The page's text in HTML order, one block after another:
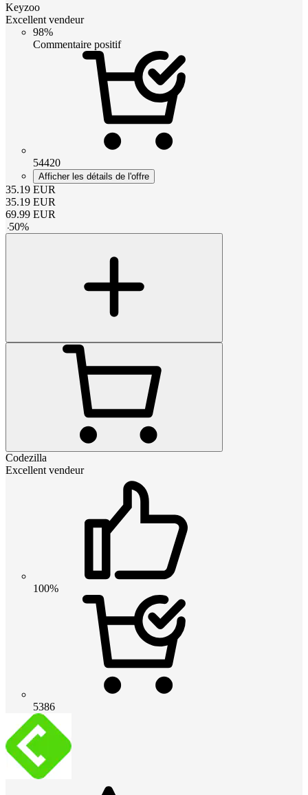
Keyzoo
Excellent vendeur
98%
Commentaire positif
54420
Afficher les détails de l'offre
35.19 EUR
35.19 EUR
69.99 EUR
-50%
Codezilla
Excellent vendeur
100%
5386